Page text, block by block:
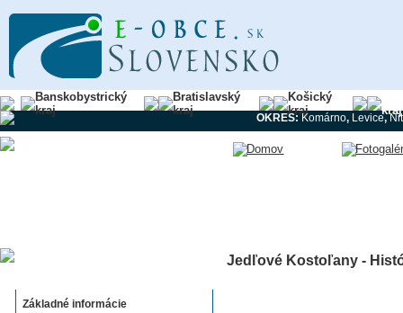
Banskobystrický
kraj
Bratislavský
kraj
Košický
kraj
kraj
OKRES:Komárno, Levice,
Základné informácie
Jedľové Kostoľany -